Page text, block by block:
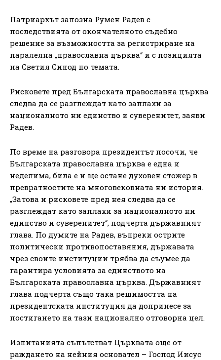
Патриархът запозна Румен Радев с
последствията от окончателното съдебно
решение за възможността за регистриране на
паралелна „православна църква“ и с позицията
на Светия Синод по темата.
Рисковете пред Българската православна църква
следва да се разглеждат като заплахи за
националното ни единство и суверенитет, заяви
Радев.
По време на разговора президентът посочи, че
Българската православна църква е една и
неделима, била е и ще остане духовен стожер в
превратностите на многовековната ни история.
„Затова и рисковете пред нея следва да се
разглеждат като заплахи за националното ни
единство и суверенитет“, подчерта държавният
глава. По думите на Радев, въпреки острите
политически противопоставяния, държавата
чрез своите институции трябва да съумее да
гарантира условията за единството на
Българската православна църква. Държавният
глава подчерта също така решимостта на
президентската институция да допринесе за
постигането на тази национално отговорна цел.
Изпитанията съпътстват Църквата още от
раждането на нейния основател – Господ Иисус